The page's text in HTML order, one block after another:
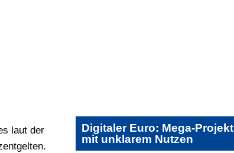
laut der
Digitaler Euro: Mega-Projekt
mit unklarem Nutzen